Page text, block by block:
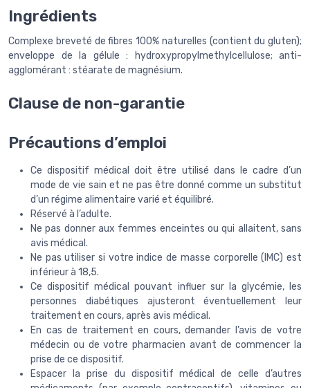
Ingrédients
Complexe breveté de fibres 100% naturelles (contient du gluten);
enveloppe de la gélule : hydroxypropylmethylcellulose; anti-
agglomérant : stéarate de magnésium.
Clause de non-garantie
Précautions d’emploi
Ce dispositif médical doit être utilisé dans le cadre d’un
mode de vie sain et ne pas être donné comme un substitut
d’un régime alimentaire varié et équilibré.
Réservé à l’adulte.
Ne pas donner aux femmes enceintes ou qui allaitent, sans
avis médical.
Ne pas utiliser si votre indice de masse corporelle (IMC) est
inférieur à 18,5.
Ce dispositif médical pouvant influer sur la glycémie, les
personnes diabétiques ajusteront éventuellement leur
traitement en cours, après avis médical.
En cas de traitement en cours, demander l’avis de votre
médecin ou de votre pharmacien avant de commencer la
prise de ce dispositif.
Espacer la prise du dispositif médical de celle d’autres